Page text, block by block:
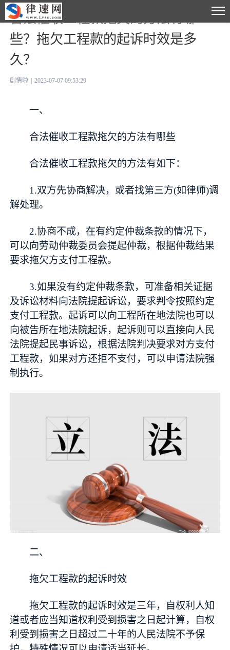
合法催收工程款拖欠的方法有哪
些？拖欠工程款的起诉时效是多
久？
剧情啦 2023-07-07 09:53:29
一、
合法催收工程款拖欠的方法有哪些
合法催收工程款拖欠的方法有如下：
1.双方先协商解决，或者找第三方(如律师)调
解处理。
2.协商不成，在有约定仲裁条款的情况下，
可以向劳动仲裁委员会提起仲裁，根据仲裁结果
要求拖欠方支付工程款。
3.如果没有约定仲裁条款，可准备相关证据
及诉讼材料向法院提起诉讼，要求判令按照约定
支付工程款。起诉可以向工程所在地法院也可以
向被告所在地法院起诉，起诉则可以直接向人民
法院提起民事诉讼，根据法院判决要求对方支付
工程款，如果对方还拒不支付，可以申请法院强
制执行。
二、
拖欠工程款的起诉时效
拖欠工程款的起诉时效是三年，自权利人知
道或者应当知道权利受到损害之日起计算，自权
利受到损害之日超过二十年的人民法院不予保